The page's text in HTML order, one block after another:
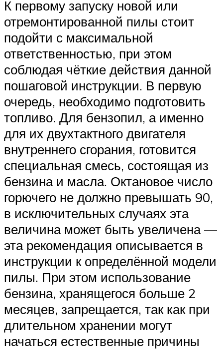
К первому запуску новой или
отремонтированной пилы стоит
подойти с максимальной
ответственностью, при этом
соблюдая чёткие действия данной
пошаговой инструкции. В первую
очередь, необходимо подготовить
топливо. Для бензопил, а именно
для их двухтактного двигателя
внутреннего сгорания, готовится
специальная смесь, состоящая из
бензина и масла. Октановое число
горючего не должно превышать 90,
в исключительных случаях эта
величина может быть увеличена —
эта рекомендация описывается в
инструкции к определённой модели
пилы. При этом использование
бензина, хранящегося больше 2
месяцев, запрещается, так как при
длительном хранении могут
начаться естественные причины